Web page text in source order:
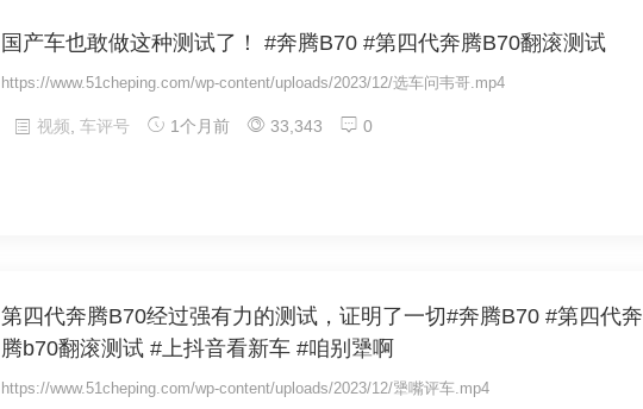
国产车也敢做这种测试了！ #奔腾B70 #第四代奔腾B70翻滚测试
https://www.51cheping.com/wp-content/uploads/2023/12/选车问韦哥.mp4
视频 车评号 1个月前 33,343 0
第四代奔腾B70经过强有力的测试，证明了一切#奔腾B70 #第四代奔
腾b70翻滚测试 #上抖音看新车 #咱别犟啊
https://www.51cheping.com/wp-content/uploads/2023/12/犟嘴评车.mp4